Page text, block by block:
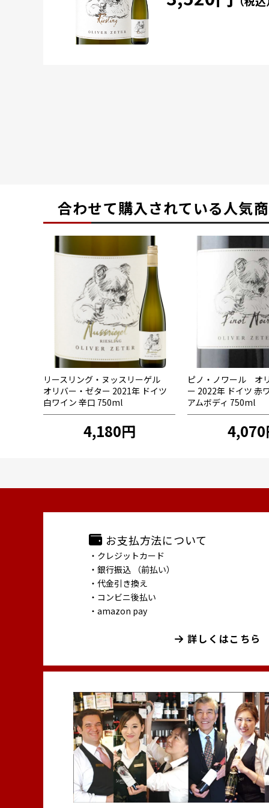
合わせて購入されている人気
リースリング・ヌッスリーゲル
オリバー・ゼター 2021年 ドイツ
白ワイン 辛口 750ml
4,180円
ピノ・ノワール オ
ー 2022年 ドイツ 赤
アムボディ 750ml
4,070
お支払方法について
・クレジットカード
・銀行振込 （前払い）
・代金引き換え
・コンビニ後払い
・amazon pay
詳しくはこちら